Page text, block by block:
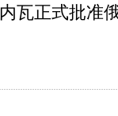
瓦正式批准